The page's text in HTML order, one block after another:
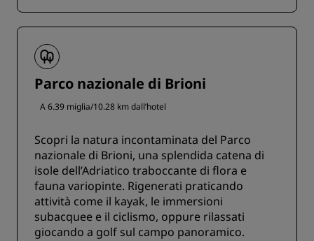
Parco nazionale di Brioni
A 6.39 miglia/10.28 km dall’hotel
Scopri la natura incontaminata del Parco
nazionale di Brioni, una splendida catena di
isole dell’Adriatico traboccante di flora e
fauna variopinte. Rigenerati praticando
attività come il kayak, le immersioni
subacquee e il ciclismo, oppure rilassati
giocando a golf sul campo panoramico.